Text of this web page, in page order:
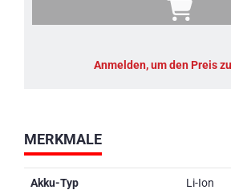
MERKMALE
Akku-Typ Li-Ion
Anmelden, um den Preis